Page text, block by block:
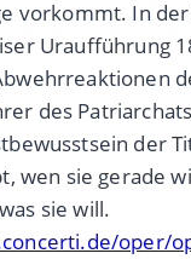
vorkommt. In
Uraufführung
des
der
wen sie gerade
sie will.
oper/